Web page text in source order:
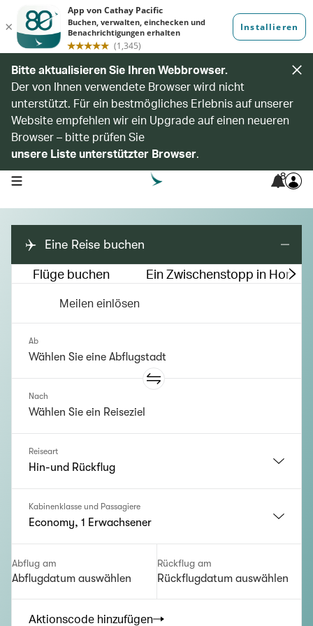
Bitte aktualisieren Sie Ihren Webbrowser.
Der von Ihnen verwendete Browser wird nicht
unterstützt. Für ein bestmögliches Erlebnis auf unserer
Website empfehlen wir ein Upgrade auf einen neueren
Browser – bitte prüfen Sie
unsere Liste unterstützter Browser.
open navigation menu 8
Eine Reise buchen
Flüge buchen Ein Zwischenstopp in Hong
Meilen einlösen
Ab
Nach
Reiseart
Hin-und Rückflug
Kabinenklasse und Passagiere
Economy, 1 Erwachsener
Abflug am
Abflugdatum auswählen
Rückflug am
Rückflugdatum auswählen
Aktionscode hinzufügen